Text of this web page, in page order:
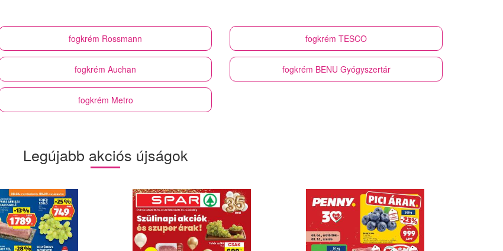
fogkrém Rossmann fogkrém TESCO
fogkrém Auchan fogkrém BENU Gyógyszertár
fogkrém Metro
Legújabb akciós újságok